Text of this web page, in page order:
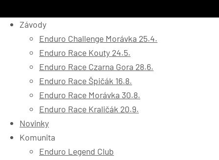
Závody
Enduro Challenge Morávka 25.4.
Enduro Race Kouty 24.5.
Enduro Race Czarna Gora 28.6.
Enduro Race Špičák 16.8.
Enduro Race Morávka 30.8.
Enduro Race Kraličák 20.9.
Novinky
Komunita
Enduro Legend Club